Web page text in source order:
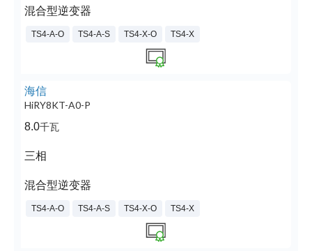
混合型逆变器
TS4-A-O TS4-A-S TS4-X-O TS4-X
海信
HiRY8KT-A0-P
8.0千瓦
三相
混合型逆变器
TS4-A-O TS4-A-S TS4-X-O TS4-X